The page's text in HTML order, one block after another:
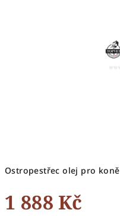
Ostropestřec olej pro koně
1 888 Kč